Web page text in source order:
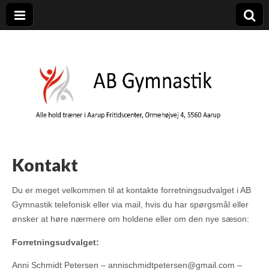
Kontakt
Du er meget velkommen til at kontakte forretningsudvalget i AB
Gymnastik telefonisk eller via mail, hvis du har spørgsmål eller
ønsker at høre nærmere om holdene eller om den nye sæson:
Forretningsudvalget:
Anni Schmidt Petersen – annischmidtpetersen@gmail.com –